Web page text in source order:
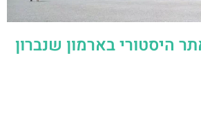
היסטורי בארמון שנברון